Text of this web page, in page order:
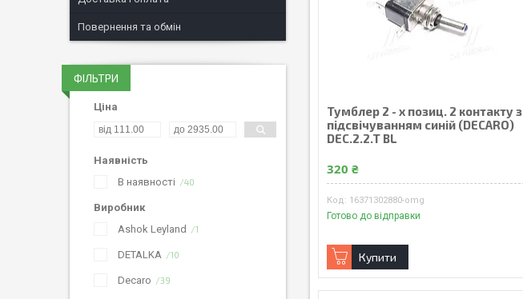
Тумблер 2 - х позиц. 2 контакту з
підсвічуванням синій (DECARO)
DEC.2.2.T BL
320 ₴
16371302880-omg
Готово до відправки
Купити
Повернення та обмін
ФІЛЬТРИ
Ціна
Наявність
В наявності
40
Виробник
Ashok Leyland
1
DETALKA 10
Decaro 39